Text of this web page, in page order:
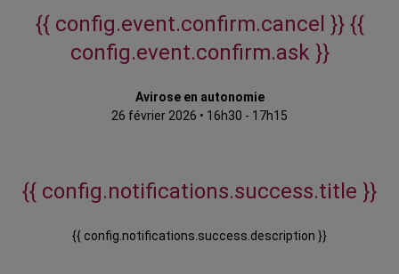
{{ config.event.confirm.cancel }} {{
config.event.confirm.ask }}
Avirose en autonomie
26 février 2026 • 16h30 - 17h15
{{ config.notifications.success.title }}
{{ config.notifications.success.description }}